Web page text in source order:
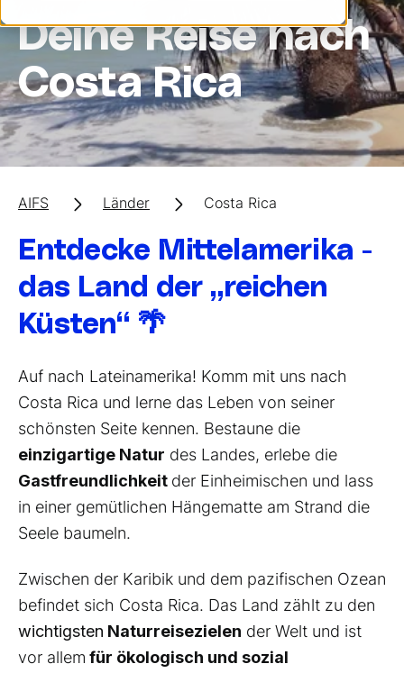
Deine Reise nach
Costa Rica
AIFS Länder Costa Rica
Entdecke Mittelamerika -
das Land der „reichen
Küsten“ 🌴
Auf nach Lateinamerika! Komm mit uns nach
Costa Rica und lerne das Leben von seiner
schönsten Seite kennen. Bestaune die
einzigartige Natur des Landes, erlebe die
Gastfreundlichkeit der Einheimischen und lass
in einer gemütlichen Hängematte am Strand die
Seele baumeln.
Zwischen der Karibik und dem pazifischen Ozean
befindet sich Costa Rica. Das Land zählt zu den
wichtigsten Naturreisezielen der Welt und ist
vor allem für ökologisch und sozial